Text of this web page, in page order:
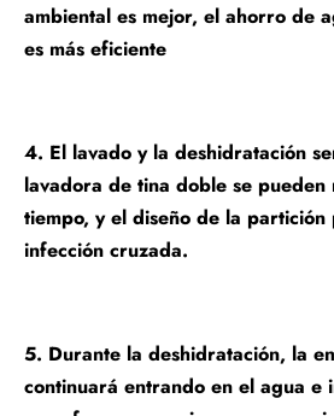
ambiental es mejor, el ahorro de
es más eficiente
4. El lavado y la deshidratación
lavadora de tina doble se pueden
tiempo, y el diseño de la
infección cruzada.
5. Durante la deshidratación, la
continuará entrando en el agua e